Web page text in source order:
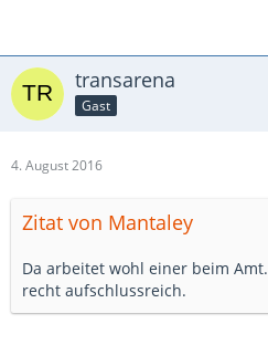
transarena
Gast
4. August 2016
Zitat von Mantaley
Da arbeitet wohl einer beim Amt.
recht aufschlussreich.